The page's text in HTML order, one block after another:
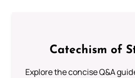
Catechism of
Explore the concise Q&A